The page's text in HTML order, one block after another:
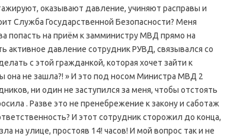
оказывают давление, учиняют расправы и
Служба Государственной Безопасности? Меня
попасть на приём к замминистру МВД прямо на
активное давление сотрудник РУВД, связывался со
с этой гражданкой, которая хочет зайти к
она не зашла?! » И это под носом Министра МВД 2
ни один не заступился за меня, чтобы отстоять
. Разве это не пренебрежение к закону и саботаж
И этот сотрудник сторожил до конца,
на улице, простояв 14! часов! И мой вопрос так и не